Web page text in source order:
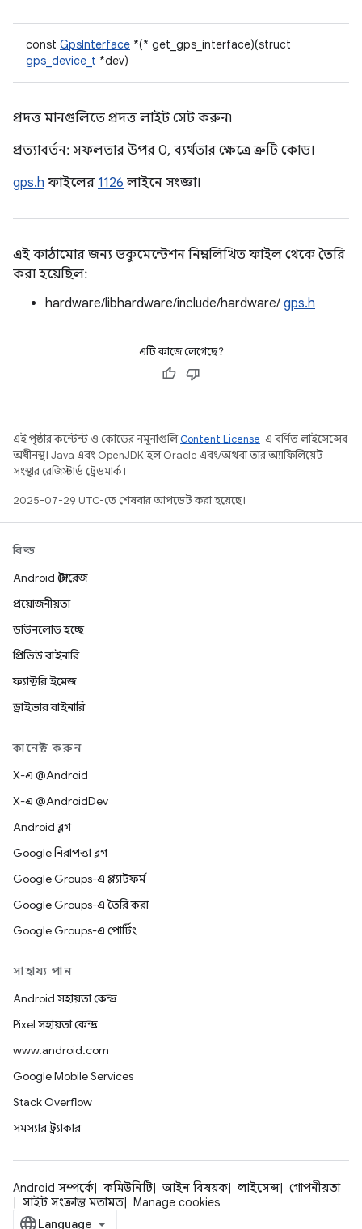
const GpsInterface *(* get_gps_interface)(struct
gps_device_t *dev)
প্রদত্ত মানগুলিতে প্রদত্ত লাইট সেট করুন৷
প্রত্যাবর্তন: সফলতার উপর 0, ব্যর্থতার ক্ষেত্রে ত্রুটি কোড।
gps.h ফাইলের 1126 লাইনে সংজ্ঞা।
এই কাঠামোর জন্য ডকুমেন্টেশন নিম্নলিখিত ফাইল থেকে তৈরি
করা হয়েছিল:
hardware/libhardware/include/hardware/ gps.h
এটি কাজে লেগেছে?
এই পৃষ্ঠার কন্টেন্ট ও কোডের নমুনাগুলিContent License-এ বর্ণিত লাইসেন্সের
অধীনস্থ। Java এবং OpenJDK হল Oracle এবং/অথবা তার অ্যাফিলিয়েট
সংস্থার রেজিস্টার্ড ট্রেডমার্ক।
2025-07-29 UTC-তে শেষবার আপডেট করা হয়েছে।
বিল্ড
Android স্টোরেজ
প্রয়োজনীয়তা
ডাউনলোড হচ্ছে
প্রিভিউ বাইনারি
ফ্যাক্টরি ইমেজ
ড্রাইভার বাইনারি
কানেক্ট করুন
X-এ @Android
X-এ @AndroidDev
Android ব্লগ
Google নিরাপত্তা ব্লগ
Google Groups-এ প্ল্যাটফর্ম
Google Groups-এ তৈরি করা
Google Groups-এ পোর্টিং
সাহায্য পান
Android সহায়তা কেন্দ্র
Pixel সহায়তা কেন্দ্র
www.android.com
Google Mobile Services
Stack Overflow
সমস্যার ট্র্যাকার
Android সম্পর্কে কমিউনিটি আইন বিষয়ক লাইসেন্স
গোপনীয়তা
সাইট সংক্রান্ত মতামত
Manage cookies